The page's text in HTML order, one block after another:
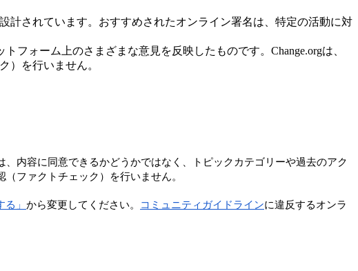
設計されてい ま す。 おすすめされたオンライ ン署名は 特定の活動に対
ト フ ォー ム 上のさ ま ざま な意見を反 映 した ものです。 Change.orgは
ク ） を行い ま せん。
内容に 同意でき るかどう かではな く ト ピック カテゴリ ーや過去のアク
（フ ァク トチ ェ ック ） を行い ません。
る 」 から変更 して く ださ い。 コ ミ ュ ニテ ィ ガイ ドライ ンに違反するオンラ